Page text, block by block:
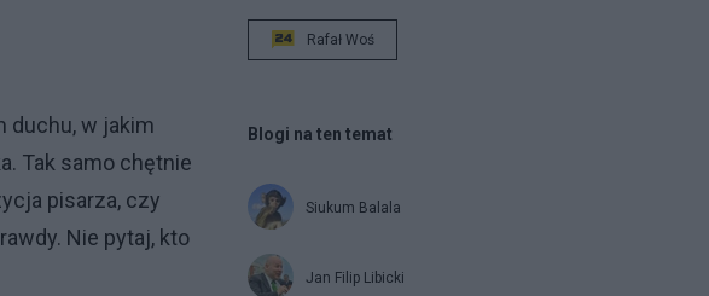
duchu, w jakim
Tak samo chętnie
pisarza, czy
Nie pytaj, kto
Rafał Woś
Blogi na ten temat
Siukum Balala
Jan Filip Libicki